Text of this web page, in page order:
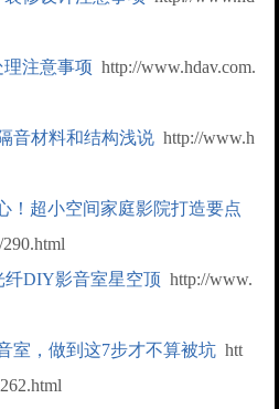
注意事项 http://www.hdav.com.
音材料和结构浅说 http://www.h
！超小空间家庭影院打造要点
纤DIY影音室星空顶 http://www.
室，做到这7步才不算被坑 htt